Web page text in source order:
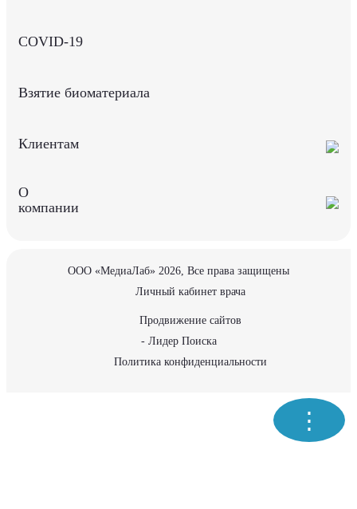
⋮
COVID-19
Взятие биоматериала
Клиентам
О
компании
ООО «МедиаЛаб» 2026, Все права защищены
Личный кабинет врача
Продвижение сайтов
- Лидер Поиска
Политика конфиденциальности